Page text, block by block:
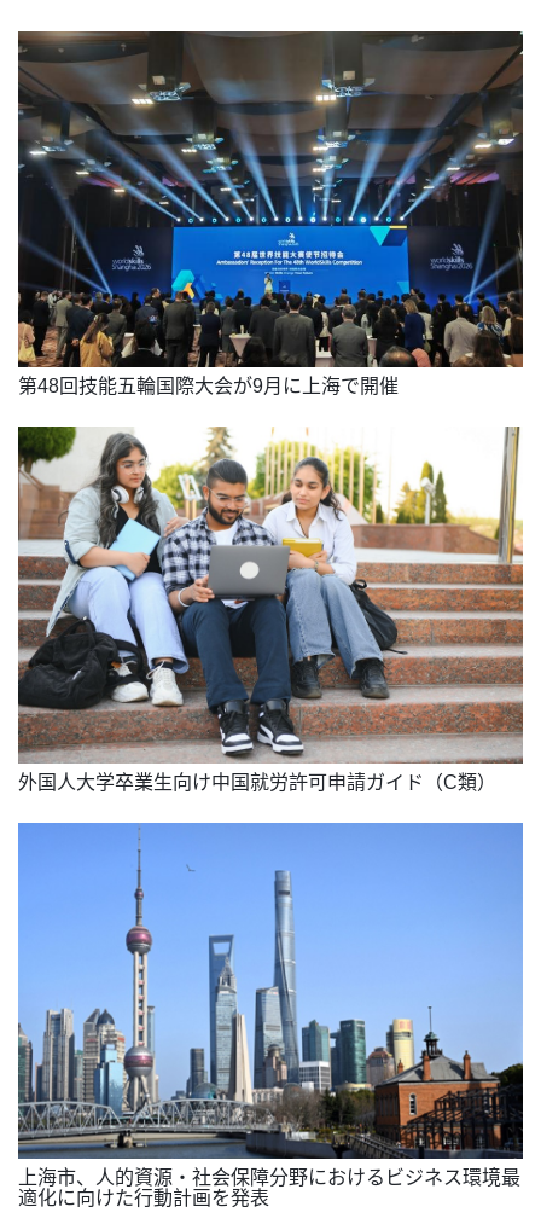
第48回技能五輪国際大会が9月に上海で開催
外国人大学卒業生向け中国就労許可申請ガイド（C類）
上海市、人的資源・社会保障分野におけるビジネス環境最
適化に向けた行動計画を発表